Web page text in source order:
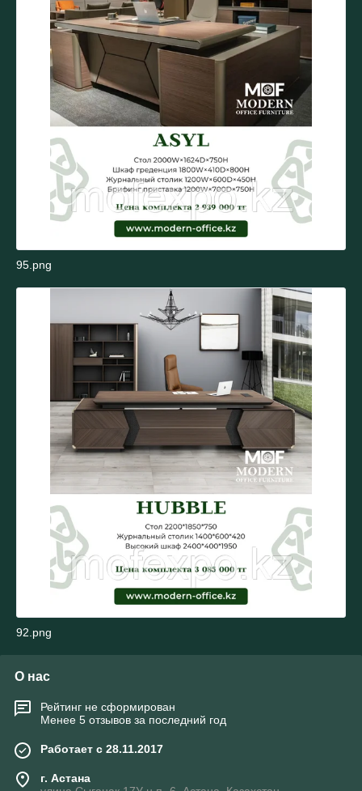
95.png
92.png
О нас
Рейтинг не сформирован
Менее 5 отзывов за последний год
Работает с 28.11.2017
г. Астана